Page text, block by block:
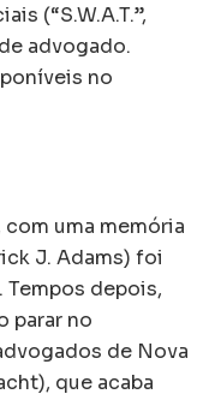
(“S.W.A.T.”,
advogado.
no
uma memória
J. Adams) foi
depois,
parar no
de Nova
que acaba